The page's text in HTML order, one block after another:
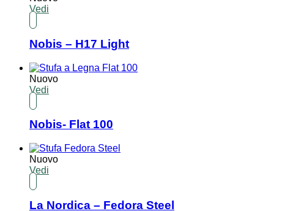
Vedi
Nobis – H17 Light
Nuovo
Vedi
Nobis- Flat 100
Nuovo
Vedi
La Nordica – Fedora Steel